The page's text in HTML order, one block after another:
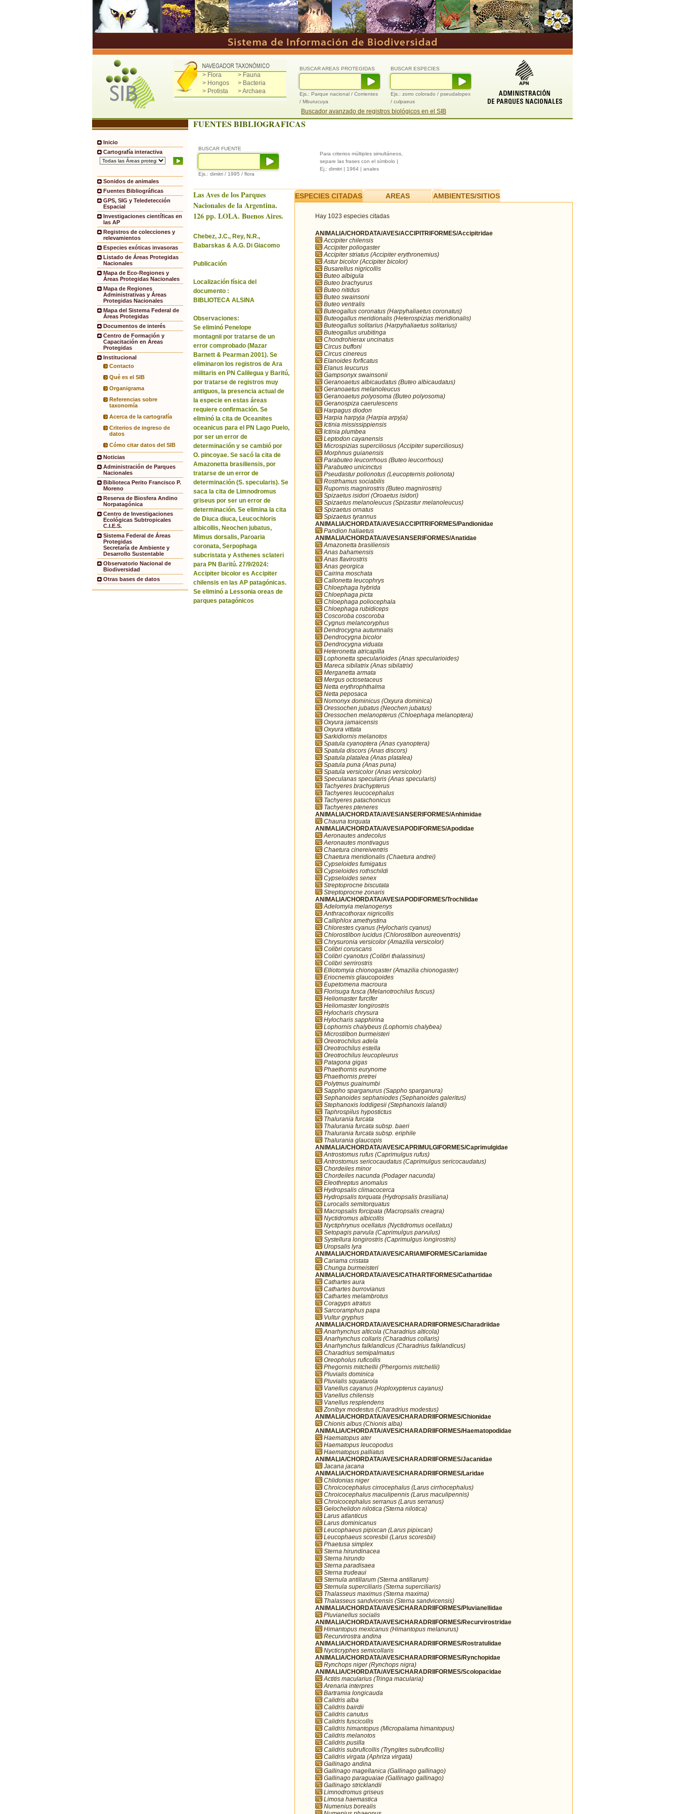
> Flora
> Fauna
> Hongos
> Bacteria
> Protista
> Archaea
BUSCAR ESPECIES
Ejs.: zorro colorado / pseudalopex
/ culpaeus
BUSCAR AREAS PROTEGIDAS
Ejs.: Parque nacional / Corrientes
/ Mburucuya
Buscador avanzado de registros biológicos en el SIB
Inicio
Cartografía interactiva
Sonidos de animales
Fuentes Bibliográficas
GPS, SIG y Teledetección
Espacial
Investigaciones científicas en
las AP
Registros de colecciones y
relevamientos
Especies exóticas invasoras
Listado de Áreas Protegidas
Nacionales
Mapa de Eco-Regiones y
Áreas Protegidas Nacionales
Mapa de Regiones
Administrativas y Áreas
Protegidas Nacionales
Mapa del Sistema Federal de
Áreas Protegidas
Documentos de interés
Centro de Formación y
Capacitación en Áreas
Protegidas
Institucional
Contacto
Qué es el SIB
Organigrama
Referencias sobre
taxonomía
Acerca de la cartografía
Criterios de ingreso de
datos
Cómo citar datos del SIB
Noticias
Administración de Parques
Nacionales
Biblioteca Perito Francisco P.
Moreno
Reserva de Biosfera Andino
Norpatagónica
Centro de Investigaciones
Ecológicas Subtropicales
C.I.E.S.
Sistema Federal de Áreas
Protegidas
Secretaría de Ambiente y
Desarrollo Sustentable
Observatorio Nacional de
Biodiversidad
Otras bases de datos
FUENTES BIBLIOGRAFICAS
BUSCAR FUENTE
Ejs.: dimitri / 1995 / flora
Para criterios múltiples simultáneos,
separe las frases con el símbolo |
Ej.: dimitri | 1964 | anales
Las Aves de los Parques
Nacionales de la Argentina.
126 pp. LOLA. Buenos Aires.
Chebez, J.C., Rey, N.R.,
Babarskas & A.G. Di Giacomo
Publicación
Localización física del
documento :
BIBLIOTECA ALSINA
Observaciones:
Se eliminó Penelope
montagnii por tratarse de un
error comprobado (Mazar
Barnett & Pearman 2001). Se
eliminaron los registros de Ara
militaris en PN Calilegua y Baritú,
por tratarse de registros muy
antiguos, la presencia actual de
la especie en estas áreas
requiere confirmación. Se
eliminó la cita de Oceanites
oceanicus para el PN Lago Puelo,
por ser un error de
determinación y se cambió por
O. pincoyae. Se sacó la cita de
Amazonetta brasiliensis, por
tratarse de un error de
determinación (S. specularis). Se
saca la cita de Limnodromus
griseus por ser un error de
determinación. Se elimina la cita
de Diuca diuca, Leucochloris
albicollis, Neochen jubatus,
Mimus dorsalis, Paroaria
coronata, Serpophaga
subcristata y Asthenes sclateri
para PN Baritú. 27/9/2024:
Accipiter bicolor es Accipiter
chilensis en las AP patagónicas.
Se eliminó a Lessonia oreas de
parques patagónicos
ESPECIES CITADAS AREAS AMBIENTES/SITIOS
Hay 1023 especies citadas
ANIMALIA/CHORDATA/AVES/ACCIPITRIFORMES/Accipitridae
Accipiter chilensis
Accipiter poliogaster
Accipiter striatus (Accipiter erythronemius)
Astur bicolor (Accipiter bicolor)
Busarellus nigricollis
Buteo albigula
Buteo brachyurus
Buteo nitidus
Buteo swainsoni
Buteo ventralis
Buteogallus coronatus (Harpyhaliaetus coronatus)
Buteogallus meridionalis (Heterospizias meridionalis)
Buteogallus solitarius (Harpyhaliaetus solitarius)
Buteogallus urubitinga
Chondrohierax uncinatus
Circus buffoni
Circus cinereus
Elanoides forficatus
Elanus leucurus
Gampsonyx swainsonii
Geranoaetus albicaudatus (Buteo albicaudatus)
Geranoaetus melanoleucus
Geranoaetus polyosoma (Buteo polyosoma)
Geranospiza caerulescens
Harpagus diodon
Harpia harpyja (Harpia arpyja)
Ictinia mississippiensis
Ictinia plumbea
Leptodon cayanensis
Microspizias superciliosus (Accipiter superciliosus)
Morphnus guianensis
Parabuteo leucorrhous (Buteo leucorrhous)
Parabuteo unicinctus
Pseudastur polionotus (Leucopternis polionota)
Rostrhamus sociabilis
Rupornis magnirostris (Buteo magnirostris)
Spizaetus isidori (Oroaetus isidori)
Spizaetus melanoleucus (Spizastur melanoleucus)
Spizaetus ornatus
Spizaetus tyrannus
ANIMALIA/CHORDATA/AVES/ACCIPITRIFORMES/Pandionidae
Pandion haliaetus
ANIMALIA/CHORDATA/AVES/ANSERIFORMES/Anatidae
Amazonetta brasiliensis
Anas bahamensis
Anas flavirostris
Anas georgica
Cairina moschata
Callonetta leucophrys
Chloephaga hybrida
Chloephaga picta
Chloephaga poliocephala
Chloephaga rubidiceps
Coscoroba coscoroba
Cygnus melancoryphus
Dendrocygna autumnalis
Dendrocygna bicolor
Dendrocygna viduata
Heteronetta atricapilla
Lophonetta specularioides (Anas specularioides)
Mareca sibilatrix (Anas sibilatrix)
Merganetta armata
Mergus octosetaceus
Netta erythrophthalma
Netta peposaca
Nomonyx dominicus (Oxyura dominica)
Oressochen jubatus (Neochen jubatus)
Oressochen melanopterus (Chloephaga melanoptera)
Oxyura jamaicensis
Oxyura vittata
Sarkidiornis melanotos
Spatula cyanoptera (Anas cyanoptera)
Spatula discors (Anas discors)
Spatula platalea (Anas platalea)
Spatula puna (Anas puna)
Spatula versicolor (Anas versicolor)
Speculanas specularis (Anas specularis)
Tachyeres brachypterus
Tachyeres leucocephalus
Tachyeres patachonicus
Tachyeres pteneres
ANIMALIA/CHORDATA/AVES/ANSERIFORMES/Anhimidae
Chauna torquata
ANIMALIA/CHORDATA/AVES/APODIFORMES/Apodidae
Aeronautes andecolus
Aeronautes montivagus
Chaetura cinereiventris
Chaetura meridionalis (Chaetura andrei)
Cypseloides fumigatus
Cypseloides rothschildi
Cypseloides senex
Streptoprocne biscutata
Streptoprocne zonaris
ANIMALIA/CHORDATA/AVES/APODIFORMES/Trochilidae
Adelomyia melanogenys
Anthracothorax nigricollis
Calliphlox amethystina
Chlorestes cyanus (Hylocharis cyanus)
Chlorostilbon lucidus (Chlorostilbon aureoventris)
Chrysuronia versicolor (Amazilia versicolor)
Colibri coruscans
Colibri cyanotus (Colibri thalassinus)
Colibri serrirostris
Elliotomyia chionogaster (Amazilia chionogaster)
Eriocnemis glaucopoides
Eupetomena macroura
Florisuga fusca (Melanotrochilus fuscus)
Heliomaster furcifer
Heliomaster longirostris
Hylocharis chrysura
Hylocharis sapphirina
Lophornis chalybeus (Lophornis chalybea)
Microstilbon burmeisteri
Oreotrochilus adela
Oreotrochilus estella
Oreotrochilus leucopleurus
Patagona gigas
Phaethornis eurynome
Phaethornis pretrei
Polytmus guainumbi
Sappho sparganurus (Sappho sparganura)
Sephanoides sephaniodes (Sephanoides galeritus)
Stephanoxis loddigesii (Stephanoxis lalandi)
Taphrospilus hypostictus
Thalurania furcata
Thalurania furcata subsp. baeri
Thalurania furcata subsp. eriphile
Thalurania glaucopis
ANIMALIA/CHORDATA/AVES/CAPRIMULGIFORMES/Caprimulgidae
Antrostomus rufus (Caprimulgus rufus)
Antrostomus sericocaudatus (Caprimulgus sericocaudatus)
Chordeiles minor
Chordeiles nacunda (Podager nacunda)
Eleothreptus anomalus
Hydropsalis climacocerca
Hydropsalis torquata (Hydropsalis brasiliana)
Lurocalis semitorquatus
Macropsalis forcipata (Macropsalis creagra)
Nyctidromus albicollis
Nyctiphrynus ocellatus (Nyctidromus ocellatus)
Setopagis parvula (Caprimulgus parvulus)
Systellura longirostris (Caprimulgus longirostris)
Uropsalis lyra
ANIMALIA/CHORDATA/AVES/CARIAMIFORMES/Cariamidae
Cariama cristata
Chunga burmeisteri
ANIMALIA/CHORDATA/AVES/CATHARTIFORMES/Cathartidae
Cathartes aura
Cathartes burrovianus
Cathartes melambrotus
Coragyps atratus
Sarcoramphus papa
Vultur gryphus
ANIMALIA/CHORDATA/AVES/CHARADRIIFORMES/Charadriidae
Anarhynchus alticola (Charadrius alticola)
Anarhynchus collaris (Charadrius collaris)
Anarhynchus falklandicus (Charadrius falklandicus)
Charadrius semipalmatus
Oreopholus ruficollis
Phegornis mitchellii (Phergornis mitchellii)
Pluvialis dominica
Pluvialis squatarola
Vanellus cayanus (Hoploxypterus cayanus)
Vanellus chilensis
Vanellus resplendens
Zonibyx modestus (Charadrius modestus)
ANIMALIA/CHORDATA/AVES/CHARADRIIFORMES/Chionidae
Chionis albus (Chionis alba)
ANIMALIA/CHORDATA/AVES/CHARADRIIFORMES/Haematopodidae
Haematopus ater
Haematopus leucopodus
Haematopus palliatus
ANIMALIA/CHORDATA/AVES/CHARADRIIFORMES/Jacanidae
Jacana jacana
ANIMALIA/CHORDATA/AVES/CHARADRIIFORMES/Laridae
Chlidonias niger
Chroicocephalus cirrocephalus (Larus cirrhocephalus)
Chroicocephalus maculipennis (Larus maculipennis)
Chroicocephalus serranus (Larus serranus)
Gelochelidon nilotica (Sterna nilotica)
Larus atlanticus
Larus dominicanus
Leucophaeus pipixcan (Larus pipixcan)
Leucophaeus scoresbii (Larus scoresbii)
Phaetusa simplex
Sterna hirundinacea
Sterna hirundo
Sterna paradisaea
Sterna trudeaui
Sternula antillarum (Sterna antillarum)
Sternula superciliaris (Sterna superciliaris)
Thalasseus maximus (Sterna maxima)
Thalasseus sandvicensis (Sterna sandvicensis)
ANIMALIA/CHORDATA/AVES/CHARADRIIFORMES/Pluvianellidae
Pluvianellus socialis
ANIMALIA/CHORDATA/AVES/CHARADRIIFORMES/Recurvirostridae
Himantopus mexicanus (Himantopus melanurus)
Recurvirostra andina
ANIMALIA/CHORDATA/AVES/CHARADRIIFORMES/Rostratulidae
Nycticryphes semicollaris
ANIMALIA/CHORDATA/AVES/CHARADRIIFORMES/Rynchopidae
Rynchops niger (Rynchops nigra)
ANIMALIA/CHORDATA/AVES/CHARADRIIFORMES/Scolopacidae
Actitis macularius (Tringa macularia)
Arenaria interpres
Bartramia longicauda
Calidris alba
Calidris bairdii
Calidris canutus
Calidris fuscicollis
Calidris himantopus (Micropalama himantopus)
Calidris melanotos
Calidris pusilla
Calidris subruficollis (Tryngites subruficollis)
Calidris virgata (Aphriza virgata)
Gallinago andina
Gallinago magellanica (Gallinago gallinago)
Gallinago paraguaiae (Gallinago gallinago)
Gallinago stricklandii
Limnodromus griseus
Limosa haemastica
Numenius borealis